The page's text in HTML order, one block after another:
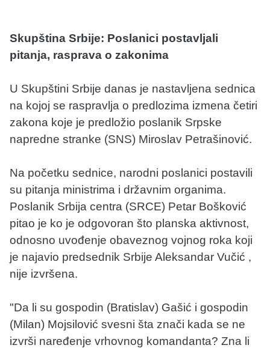
Skupština Srbije: Poslanici postavljali
pitanja, rasprava o zakonima
U Skupštini Srbije danas je nastavljena sednica
na kojoj se raspravlja o predlozima izmena četiri
zakona koje je predložio poslanik Srpske
napredne stranke (SNS) Miroslav Petrašinović.
Na početku sednice, narodni poslanici postavili
su pitanja ministrima i državnim organima.
Poslanik Srbija centra (SRCE) Petar Bošković
pitao je ko je odgovoran što planska aktivnost,
odnosno uvođenje obaveznog vojnog roka koji
je najavio predsednik Srbije Aleksandar Vučić ,
nije izvršena.
"Da li su gospodin (Bratislav) Gašić i gospodin
(Milan) Mojsilović svesni šta znači kada se ne
izvrši naređenje vrhovnog komandanta? Zna li